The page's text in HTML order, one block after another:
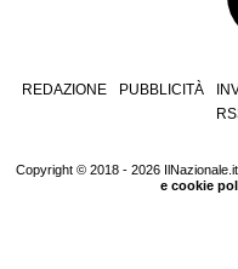
REDAZIONE PUBBLICITÀ
Copyright © 2018 - 2026
e cookie